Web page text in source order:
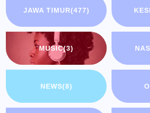
JAWA TIMUR(477)
MUSIC(3)
NEWS(8)